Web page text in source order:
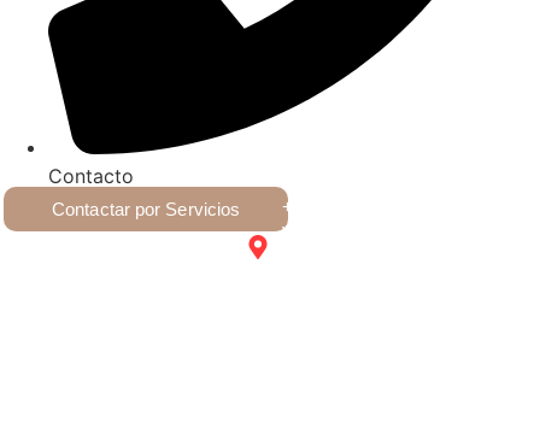
Contacto
Contactar por Servicios
+54 9 2617028223
Victoria 1043, Villa Nueva,